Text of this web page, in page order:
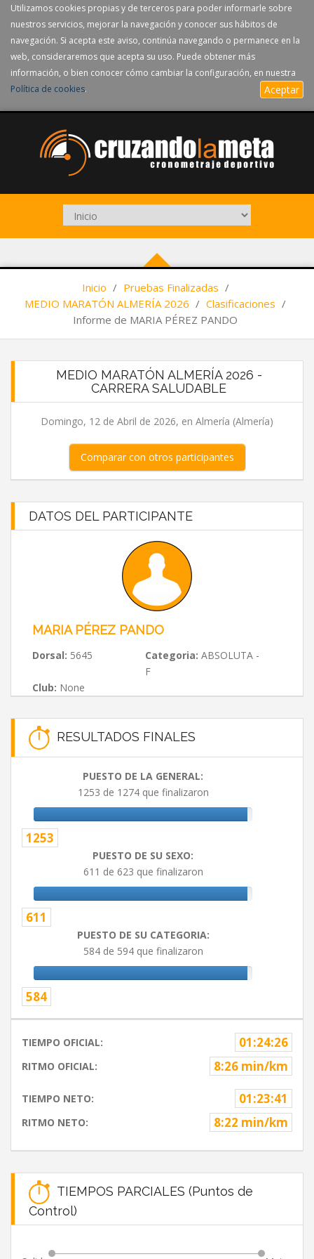
Utilizamos cookies propias y de terceros para poder informarle sobre
nuestros servicios, mejorar la navegación y conocer sus hábitos de
navegación. Si acepta este aviso, continúa navegando o permanece en la
web, consideraremos que acepta su uso. Puede obtener más
información, o bien conocer cómo cambiar la configuración, en nuestra
Política de cookies. Aceptar
Inicio / Pruebas Finalizadas /
MEDIO MARATÓN ALMERÍA 2026 / Clasificaciones /
Informe de MARIA PÉREZ PANDO
MEDIO MARATÓN ALMERÍA 2026 -
CARRERA SALUDABLE
Domingo, 12 de Abril de 2026, en Almería (Almería)
Comparar con otros participantes
DATOS DEL PARTICIPANTE
MARIA PÉREZ PANDO
Dorsal: 5645 Categoria: ABSOLUTA -
F
Club: None
RESULTADOS FINALES
PUESTO DE LA GENERAL:
1253 de 1274 que finalizaron
1253
PUESTO DE SU SEXO:
611 de 623 que finalizaron
611
PUESTO DE SU CATEGORIA:
584 de 594 que finalizaron
584
TIEMPO OFICIAL: 01:24:26
RITMO OFICIAL: 8:26 min/km
TIEMPO NETO: 01:23:41
RITMO NETO: 8:22 min/km
TIEMPOS PARCIALES (Puntos de
Control)